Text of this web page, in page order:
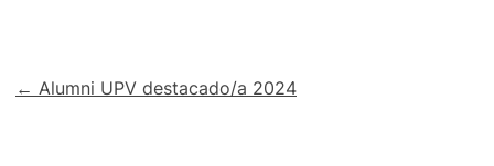
Navegación
← Alumni UPV destacado/a 2024